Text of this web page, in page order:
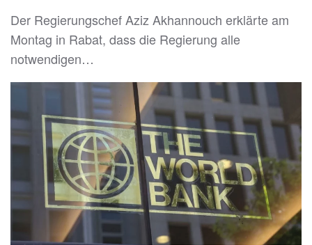
Der Regierungschef Aziz Akhannouch erklärte am
Montag in Rabat, dass die Regierung alle
notwendigen…